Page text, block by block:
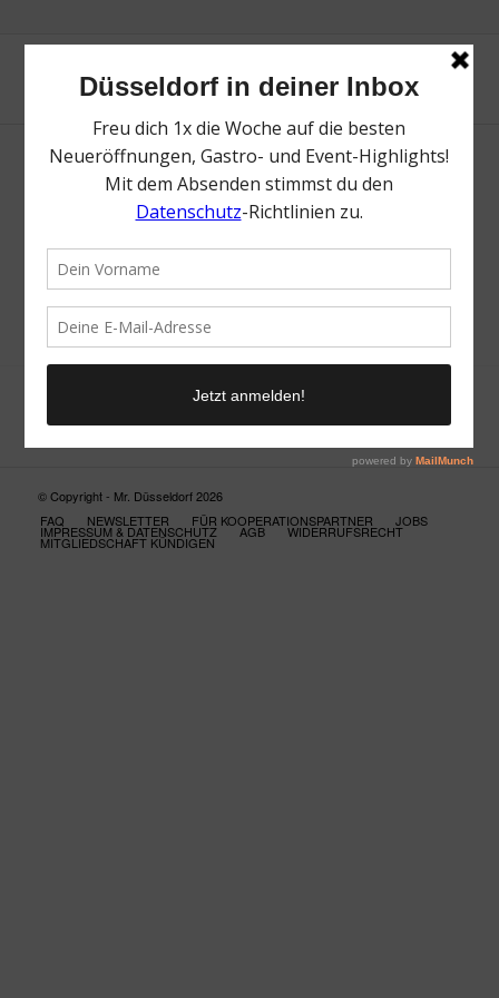
Neue Suche
Suchergebnis nicht zufriedenstellend? Versuche es mal mit
einem Wortteil oder einer anderen Schreibweise.
© Copyright - Mr. Düsseldorf 2026
FAQ
NEWSLETTER FÜR KOOPERATIONSPARTNER JOBS
IMPRESSUM & DATENSCHUTZ AGB WIDERRUFSRECHT
MITGLIEDSCHAFT KÜNDIGEN